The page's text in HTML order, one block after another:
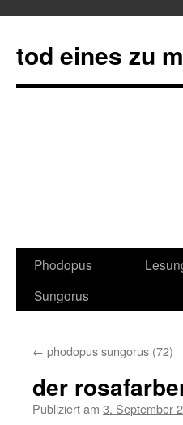
tod eines zu
Springe
zum
Phodopus
Sungorus
← phodopus sungorus (72)
der
Publiziert am 3. September